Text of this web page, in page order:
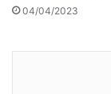
04/04/2023